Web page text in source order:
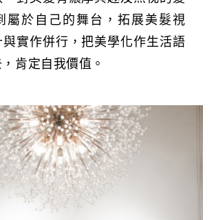
屬於自己的舞台，拓展美髮視
與實作併行，把美學化作生活語
肯定自我價值。